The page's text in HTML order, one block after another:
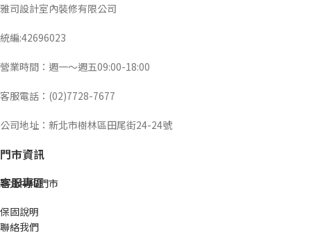
雅司設計室內裝修有限公司
統編:42696023
營業時間：週一～週五09:00-18:00
客服電話：(02)7728-7677
公司地址：新北市樹林區田尾街24-24號
門市資訊
新北中和門市
客服專區
保固說明
聯絡我們